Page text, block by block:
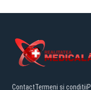
ContactTermeni și condiții